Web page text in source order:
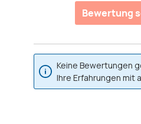
Bewertung
Keine Bewertungen
Ihre Erfahrungen mit